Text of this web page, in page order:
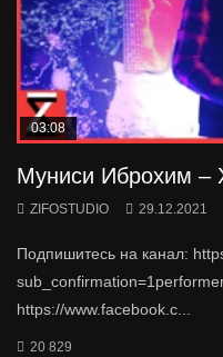
03:08
Муниси Иброхим –
ZIFOSTUDIO 29.12.2021
Подпишитесь на канал:
https://www.facebook.c...
20 829